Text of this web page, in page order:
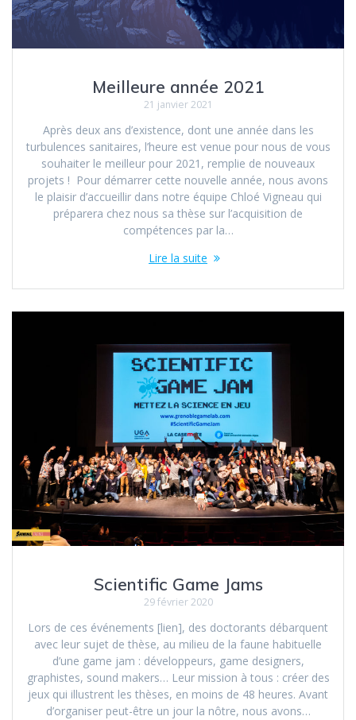
Meilleure année 2021
21 janvier 2021
Après deux ans d’existence, dont une année dans les
turbulences sanitaires, l’heure est venue pour nous de vous
souhaiter le meilleur pour 2021, remplie de nouveaux
projets ! Pour démarrer cette nouvelle année, nous avons
le plaisir d’accueillir dans notre équipe Chloé Vigneau qui
préparera chez nous sa thèse sur l’acquisition de
compétences par la…
Lire la suite
Scientific Game Jams
29 février 2020
Lors de ces événements [lien], des doctorants débarquent
avec leur sujet de thèse, au milieu de la faune habituelle
d’une game jam : développeurs, game designers,
graphistes, sound makers… Leur mission à tous : créer des
jeux qui illustrent les thèses, en moins de 48 heures. Avant
d’organiser peut-être un jour la nôtre, nous avons…